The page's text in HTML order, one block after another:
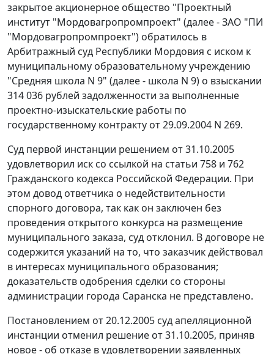
закрытое акционерное общество "Проектный
институт "Мордовагропромпроект" (далее - ЗАО "ПИ
"Мордовагропромпроект") обратилось в
Арбитражный суд Республики Мордовия с иском к
муниципальному образовательному учреждению
"Средняя школа N 9" (далее - школа N 9) о взыскании
314 036 рублей задолженности за выполненные
проектно-изыскательские работы по
государственному контракту от 29.09.2004 N 269.
Суд первой инстанции решением от 31.10.2005
удовлетворил иск со ссылкой на статьи 758 и 762
Гражданского кодекса Российской Федерации. При
этом довод ответчика о недействительности
спорного договора, так как он заключен без
проведения открытого конкурса на размещение
муниципального заказа, суд отклонил. В договоре не
содержится указаний на то, что заказчик действовал
в интересах муниципального образования;
доказательств одобрения сделки со стороны
администрации города Саранска не представлено.
Постановлением от 20.12.2005 суд апелляционной
инстанции отменил решение от 31.10.2005, приняв
новое - об отказе в удовлетворении заявленных